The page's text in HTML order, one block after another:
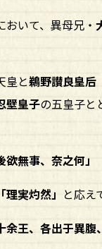
いて、異母兄・
皇と鵜野讃良皇后
壁皇子の五皇子と
無事、奈之何」
「理実灼然」 と応え
余王、各出于異